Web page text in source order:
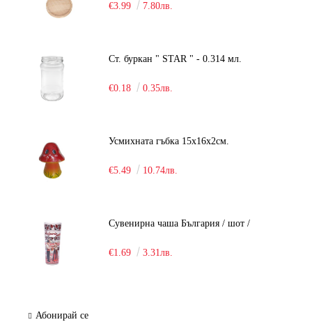
€3.99 7.80лв.
Ст. буркан " STAR " - 0.314 мл.
€0.18 0.35лв.
Усмихната гъбка 15х16х2см.
€5.49 10.74лв.
Сувенирна чаша България / шот /
€1.69 3.31лв.
Абонирай се